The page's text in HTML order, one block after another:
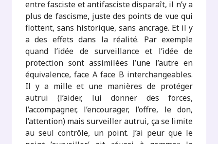
entre fasciste et antifasciste disparaît, il n’y a
plus de fascisme, juste des points de vue qui
flottent, sans historique, sans ancrage. Et il y
a des effets dans la réalité. Par exemple
quand l’idée de surveillance et l’idée de
protection sont assimilées l’une l’autre en
équivalence, face A face B interchangeables.
Il y a mille et une manières de protéger
autrui (l’aider, lui donner des forces,
l’accompagner, l’encourager, l’offre, le don,
l’attention) mais surveiller autrui, ça se limite
au seul contrôle, un point. J’ai peur que le